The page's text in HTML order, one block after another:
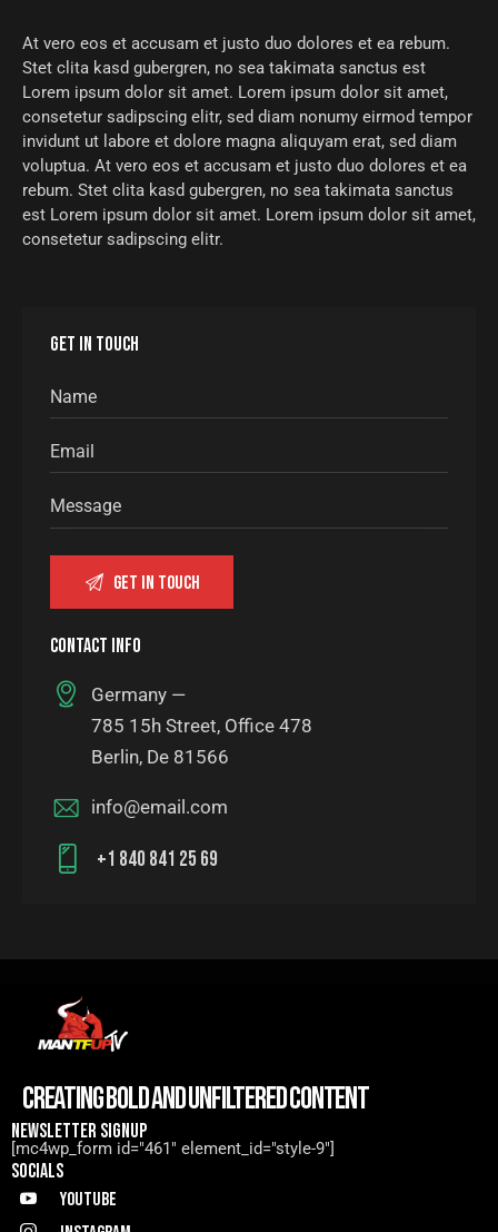
At vero eos et accusam et justo duo dolores et ea rebum.
Stet clita kasd gubergren, no sea takimata sanctus est
Lorem ipsum dolor sit amet. Lorem ipsum dolor sit amet,
consetetur sadipscing elitr, sed diam nonumy eirmod tempor
invidunt ut labore et dolore magna aliquyam erat, sed diam
voluptua. At vero eos et accusam et justo duo dolores et ea
rebum. Stet clita kasd gubergren, no sea takimata sanctus
est Lorem ipsum dolor sit amet. Lorem ipsum dolor sit amet,
consetetur sadipscing elitr.
GET IN TOUCH
CONTACT INFO
Germany —
785 15h Street, Office 478
Berlin, De 81566
info@email.com
+1 840 841 25 69
CREATING BOLD AND UNFILTERED CONTENT
NEWSLETTER SIGNUP
[mc4wp_form id="461" element_id="style-9"]
SOCIALS
Youtube